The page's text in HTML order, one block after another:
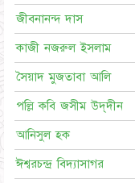
জীবনানন্দ দাস
কাজী নজরুল ইসলাম
সৈয়াদ মুজতাবা আলি
পল্লি কবি জসীম উদ্‌দীন
আনিসুল হক
ঈশ্বরচন্দ্র বিদ্যাসাগর